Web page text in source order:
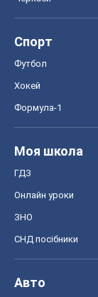
Спорт
Футбол
Хокей
Формула-1
Моя школа
ГДЗ
Онлайн уроки
ЗНО
СНД посібники
Авто